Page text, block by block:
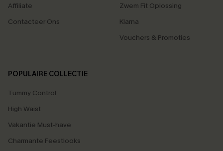
Affiliate
Contacteer Ons
Zwem Fit Oplossing
Klarna
Vouchers & Promoties
POPULAIRE COLLECTIE
Tummy Control
High Waist
Vakantie Must-have
Charmante Feestlooks